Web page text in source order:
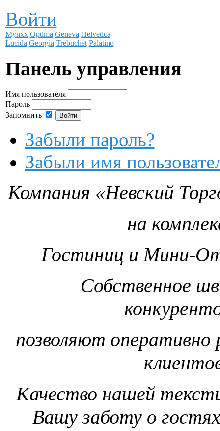
Войти
Mynxx Optima Geneva Helvetica
Lucida Georgia Trebuchet Palatino
Панель управления
Имя пользователя
Пароль
Запомнить
Забыли пароль?
Забыли имя
Компания «Невский
на
Гостиниц и Мини-
Собственное
позволяют оперативно
Качество нашей
Вашу заботу о